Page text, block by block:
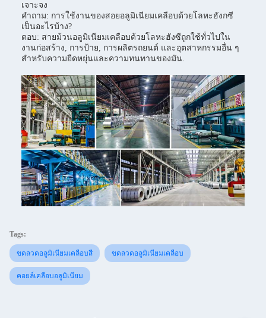
เจาะจง
คําถาม: การใช้งานของสอยอลูมิเนียมเคลือบด้วยโลหะฮังกซี
เป็นอะไรบ้าง?
ตอบ: สายม้วนอลูมิเนียมเคลือบด้วยโลหะฮังซีถูกใช้ทั่วไปใน
งานก่อสร้าง, การป้าย, การผลิตรถยนต์ และอุตสาหกรรมอื่น ๆ
สําหรับความยืดหยุ่นและความทนทานของมัน.
Tags:
ขดลวดอลูมิเนียมเคลือบสี ขดลวดอลูมิเนียมเคลือบ
คอยล์เคลือบอลูมิเนียม